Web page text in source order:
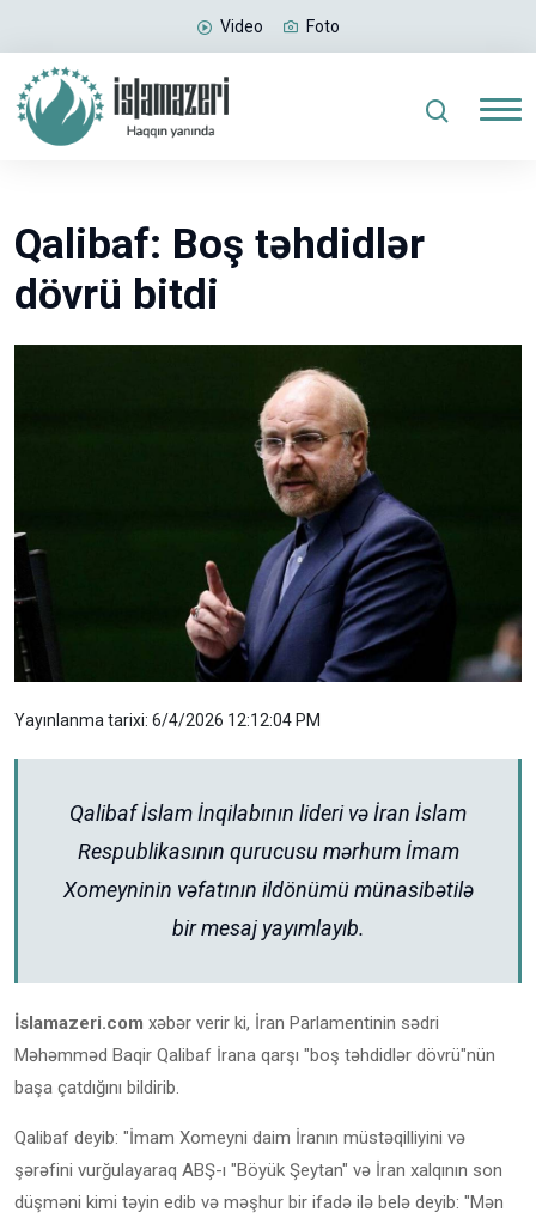
Video Foto
Qalibaf: Boş təhdidlər
dövrü bitdi
Yayınlanma tarixi: 6/4/2026 12:12:04 PM
Qalibaf İslam İnqilabının lideri və İran İslam
Respublikasının qurucusu mərhum İmam
Xomeyninin vəfatının ildönümü münasibətilə
bir mesaj yayımlayıb.
İslamazeri.com xəbər verir ki, İran Parlamentinin sədri
Məhəmməd Baqir Qalibaf İrana qarşı "boş təhdidlər dövrü"nün
başa çatdığını bildirib.
Qalibaf deyib: "İmam Xomeyni daim İranın müstəqilliyini və
şərəfini vurğulayaraq ABŞ-ı "Böyük Şeytan" və İran xalqının son
düşməni kimi təyin edib və məşhur bir ifadə ilə belə deyib: "Mən